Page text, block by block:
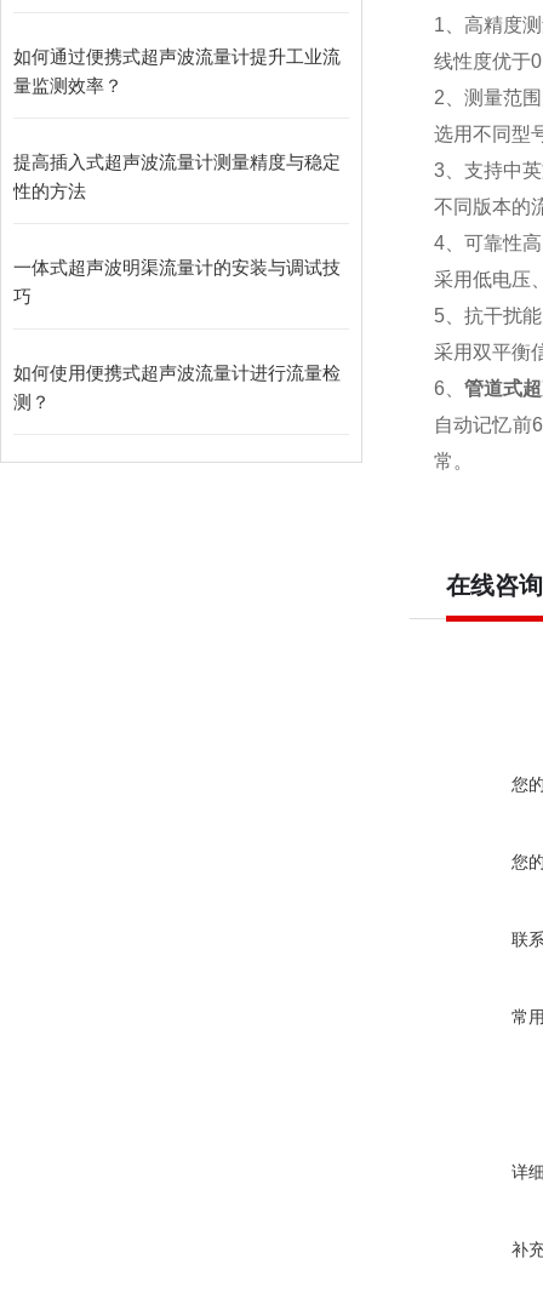
如何通过便携式超声波流量计提升工业流
量监测效率？
提高插入式超声波流量计测量精度与稳定
性的方法
一体式超声波明渠流量计的安装与调试技
巧
如何使用便携式超声波流量计进行流量检
测？
1、高精度
线性度优于
2、测量范
选用不同型
3、支持中
不同版本的
4、可靠性
采用低电压
5、抗干扰
采用双平衡
6、 管道式
自动记忆前
常。
在线咨询
您
您
联
常
详
补